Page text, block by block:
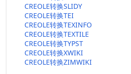
CREOLE转换SLIDY
CREOLE转换TEI
CREOLE转换TEXINFO
CREOLE转换TEXTILE
CREOLE转换TYPST
CREOLE转换XWIKI
CREOLE转换ZIMWIKI